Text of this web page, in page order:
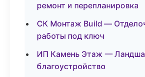
ремонт и перепланировка
СК Монтаж Build —
работы под ключ
ИП Камень Этаж —
благоустройство